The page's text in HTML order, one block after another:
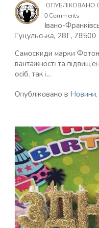
ОПУБЛІКОВАНО
0 Comments
Івано-
Гуцульська, 28Г, 78500
Самоскиди марки
вантажності та
осіб, так і...
Опубліковано в Новини,